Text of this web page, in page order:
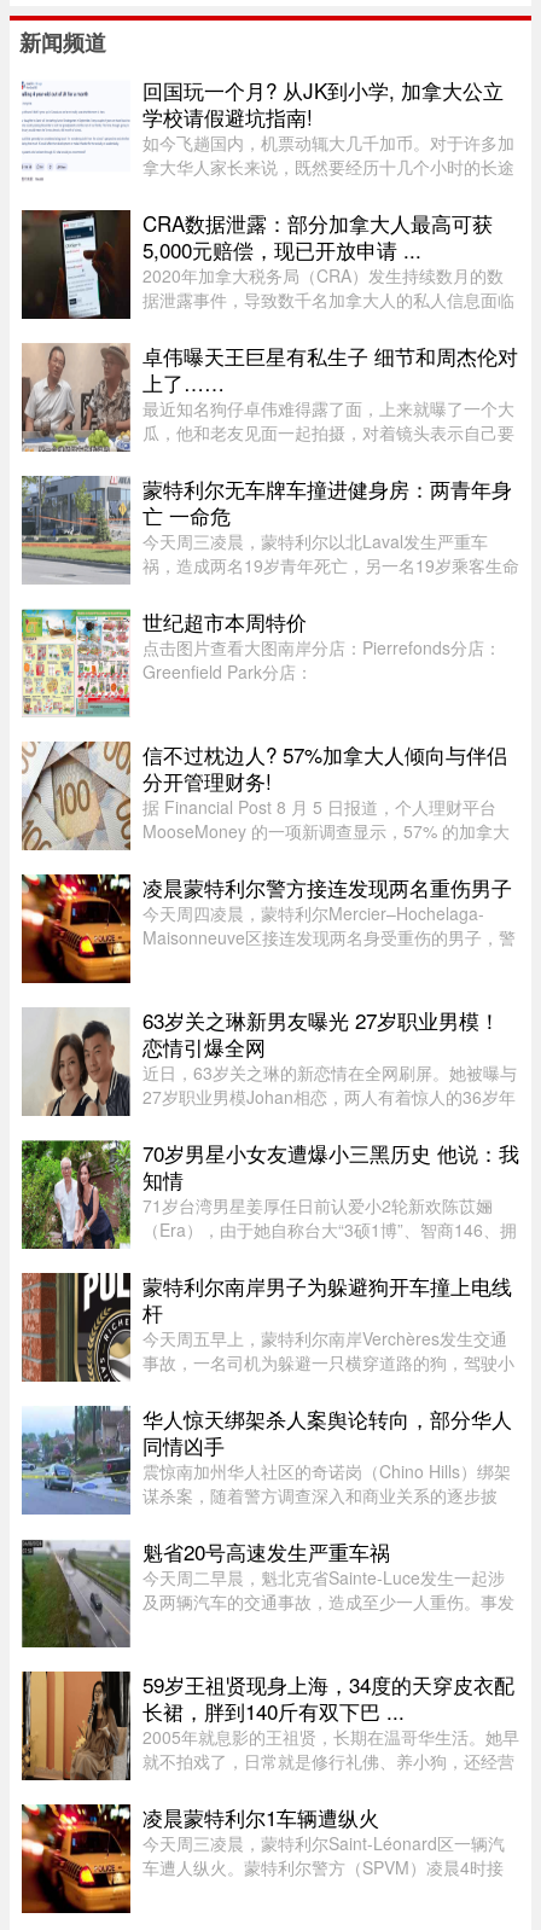
新闻频道
回国玩一个月? 从JK到小学, 加拿大公立
学校请假避坑指南!
如今飞趟国内，机票动辄大几千加币。对于许多加
拿大华人家长来说，既然要经历十几个小时的长途
趁着孩子还小，请假回国待上一个月，让孩子好好
陪陪爷爷奶奶，成了不少 ...
CRA数据泄露：部分加拿大人最高可获
5,000元赔偿，现已开放申请 ...
2020年加拿大税务局（CRA）发生持续数月的数
据泄露事件，导致数千名加拿大人的私人信息面临
经可以申请赔偿。 ...
卓伟曝天王巨星有私生子 细节和周杰伦对
上了……
最近知名狗仔卓伟难得露了面，上来就曝了一个大
瓜，他和老友见面一起拍摄，对着镜头表示自己要
下，卓伟爆料之前明确表示，故事就是故事，他手
头也没有真凭实据，建议大 ...
蒙特利尔无车牌车撞进健身房：两青年身
亡 一命危
今天周三凌晨，蒙特利尔以北Laval发生严重车
祸，造成两名19岁青年死亡，另一名19岁乘客生命
右，巡警发现涉事车辆并示意停车，但车辆迅速加
速逃离，警方并未展开追逐。不 ...
世纪超市本周特价
点击图片查看大图南岸分店：Pierrefonds分店：
Greenfield Park分店：
信不过枕边人? 57%加拿大人倾向与伴侣
分开管理财务!
据 Financial Post 8 月 5 日报道，个人理财平台
MooseMoney 的一项新调查显示，57% 的加拿大
调查于 6 月收集了 639 名加拿大成年人的反馈，
发现在稳定关系中，最受欢 ...
凌晨蒙特利尔警方接连发现两名重伤男子
今天周四凌晨，蒙特利尔Mercier–Hochelaga-
Maisonneuve区接连发现两名身受重伤的男子，警
因，也不确定是否涉及武器。警方发言人Flor ...
63岁关之琳新男友曝光 27岁职业男模！
恋情引爆全网
近日，63岁关之琳的新恋情在全网刷屏。她被曝与
27岁职业男模Johan相恋，两人有着惊人的36岁年
认，作为当事人的关之琳却始终保持沉默，既不承
认也不否认，这份淡定态度， ...
70岁男星小女友遭爆小三黑历史 他说：我
知情
71岁台湾男星姜厚任日前认爱小2轮新欢陈苡㛤
（Era），由于她自称台大“3硕1博”、智商146、拥
灵异能，3岁就认出姜厚任，时隔39年“重逢”，彼
此有七世情缘，离奇的相恋 ...
蒙特利尔南岸男子为躲避狗开车撞上电线
杆
今天周五早上，蒙特利尔南岸Verchères发生交通
事故，一名司机为躲避一只横穿道路的狗，驾驶小
故发生在上午7点左右，受影响路段位于Saint-
Alexandre街与Calixa-Lavallé ...
华人惊天绑架杀人案舆论转向，部分华人
同情凶手
震惊南加州华人社区的奇诺岗（Chino Hills）绑架
谋杀案，随着警方调查深入和商业关系的逐步披
中的舆论风向开始出现微妙变化。部分华人社区成
员开始对已遭警方击毙的 ...
魁省20号高速发生严重车祸
今天周二早晨，魁北克省Sainte-Luce发生一起涉
及两辆汽车的交通事故，造成至少一人重伤。事发
处。目前事故具体原因尚未公布 ...
59岁王祖贤现身上海，34度的天穿皮衣配
长裙，胖到140斤有双下巴 ...
2005年就息影的王祖贤，长期在温哥华生活。她早
就不拍戏了，日常就是修行礼佛、养小狗，还经营
活动。8月5日，网友在上海机场偶遇王祖贤。34度
的天气穿着皮衣外套配长裙 ...
凌晨蒙特利尔1车辆遭纵火
今天周三凌晨，蒙特利尔Saint-Léonard区一辆汽
车遭人纵火。蒙特利尔警方（SPVM）凌晨4时接